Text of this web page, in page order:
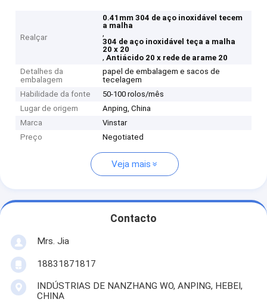
Realçar
0.41mm 304 de aço inoxidável tecem
a malha
,
304 de aço inoxidável teça a malha
20 x 20
,Antiácido 20 x rede de arame 20
Detalhes da
embalagem
papel de embalagem e sacos de
tecelagem
Habilidade da fonte
50-100 rolos/mês
Lugar de origem
Anping, China
Marca
Vinstar
Preço
Negotiated
Veja mais
Contacto
Mrs. Jia
18831871817
INDÚSTRIAS DE NANZHANG WO, ANPING, HEBEI,
CHINA